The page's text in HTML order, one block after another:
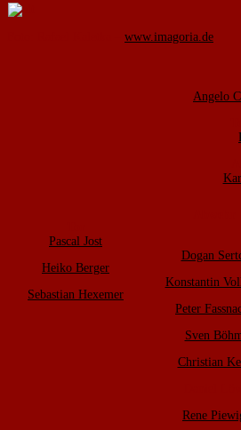
www.imagoria.de
Angelo
Pascal Jost
Heiko Berger
Sebastian Hexemer
Dogan
Konstantin
Peter
Sven
Christian
Rene